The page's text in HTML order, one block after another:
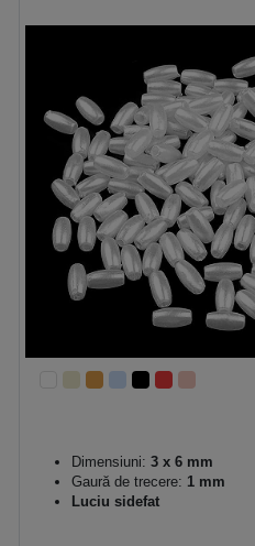
Dimensiuni: 3 x 6 mm
Gaură de trecere: 1 mm
Luciu sidefat